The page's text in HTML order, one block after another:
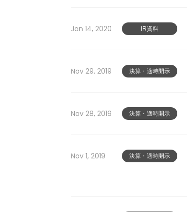
Jan 14, 2020 IR資料
Nov 29, 2019 決算・適時開示
Nov 28, 2019 決算・適時開示
Nov 1, 2019 決算・適時開示